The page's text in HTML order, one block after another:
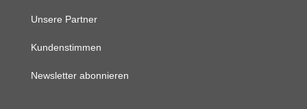
Unsere Partner
Kundenstimmen
Newsletter abonnieren